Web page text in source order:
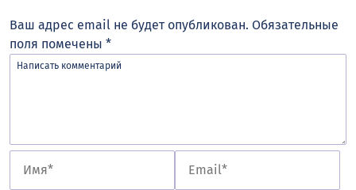
Ваш адрес email не будет опубликован. Обязательные
поля помечены *